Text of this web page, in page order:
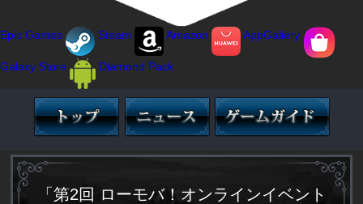
Epic Games Steam Amazon AppGallery
Galaxy Store Diamond Pack
「第2回 ローモバ！オンラインイベント